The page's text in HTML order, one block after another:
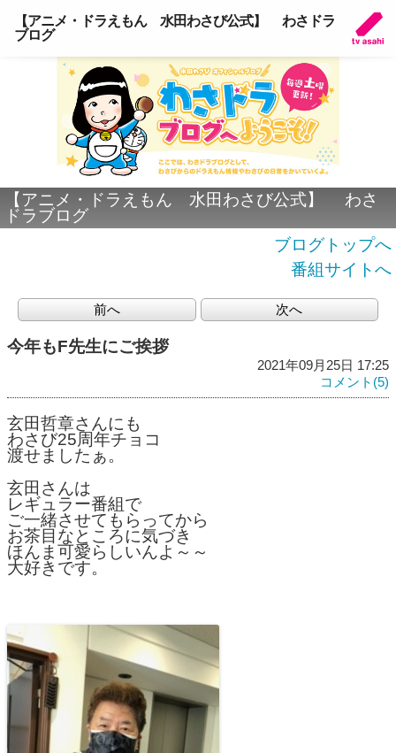
【アニメ・ドラえもん 水田わさび公式】 わさドラ
ブログ
【アニメ・ドラえもん 水田わさび公式】 わさ
ドラブログ
ブログトップへ
番組サイトへ
前へ 次へ
今年もF先生にご挨拶
2021年09月25日 17:25
コメント(5)
玄田哲章さんにも
わさび25周年チョコ
渡せましたぁ。
玄田さんは
レギュラー番組で
ご一緒させてもらってから
お茶目なところに気づき
ほんま可愛らしいんよ～～
大好きです。